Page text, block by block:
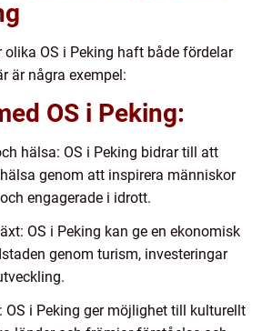
olika OS i Peking haft både fördelar
är några exempel:
OS i Peking:
hälsa: OS i Peking bidrar till att
genom att inspirera människor
engagerade i idrott.
OS i Peking kan ge en ekonomisk
genom turism, investeringar
OS i Peking ger möjlighet till kulturellt